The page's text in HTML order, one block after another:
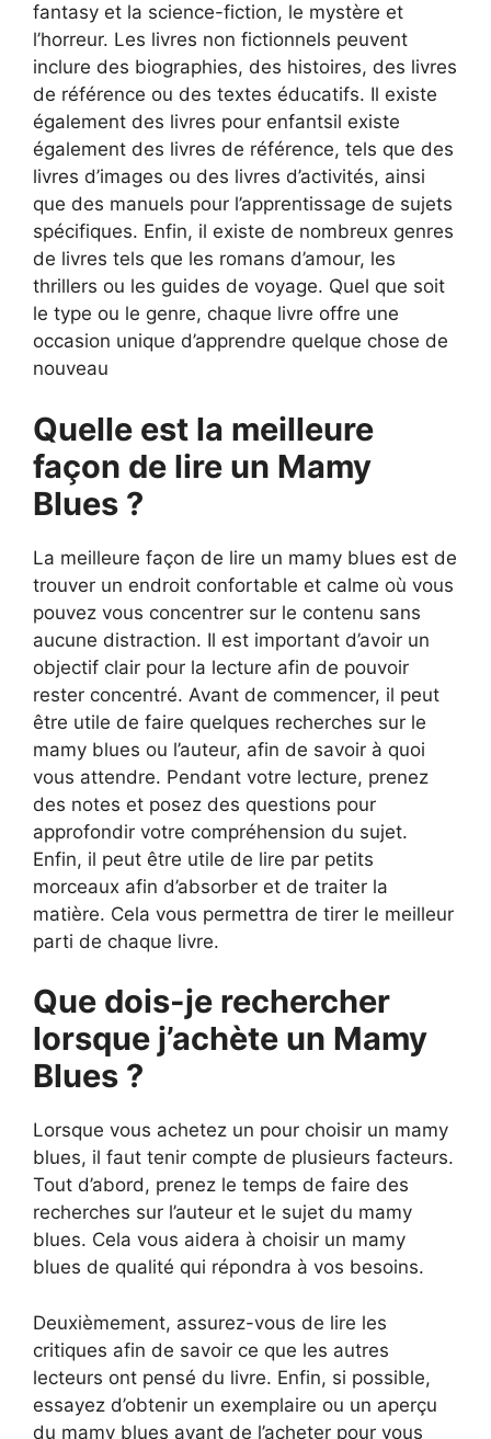
fantasy et la science-fiction, le mystère et
l’horreur. Les livres non fictionnels peuvent
inclure des biographies, des histoires, des livres
de référence ou des textes éducatifs. Il existe
également des livres pour enfantsil existe
également des livres de référence, tels que des
livres d’images ou des livres d’activités, ainsi
que des manuels pour l’apprentissage de sujets
spécifiques. Enfin, il existe de nombreux genres
de livres tels que les romans d’amour, les
thrillers ou les guides de voyage. Quel que soit
le type ou le genre, chaque livre offre une
occasion unique d’apprendre quelque chose de
nouveau
Quelle est la meilleure
façon de lire un Mamy
Blues ?
La meilleure façon de lire un mamy blues est de
trouver un endroit confortable et calme où vous
pouvez vous concentrer sur le contenu sans
aucune distraction. Il est important d’avoir un
objectif clair pour la lecture afin de pouvoir
rester concentré. Avant de commencer, il peut
être utile de faire quelques recherches sur le
mamy blues ou l’auteur, afin de savoir à quoi
vous attendre. Pendant votre lecture, prenez
des notes et posez des questions pour
approfondir votre compréhension du sujet.
Enfin, il peut être utile de lire par petits
morceaux afin d’absorber et de traiter la
matière. Cela vous permettra de tirer le meilleur
parti de chaque livre.
Que dois-je rechercher
lorsque j’achète un Mamy
Blues ?
Lorsque vous achetez un pour choisir un mamy
blues, il faut tenir compte de plusieurs facteurs.
Tout d’abord, prenez le temps de faire des
recherches sur l’auteur et le sujet du mamy
blues. Cela vous aidera à choisir un mamy
blues de qualité qui répondra à vos besoins.
Deuxièmement, assurez-vous de lire les
critiques afin de savoir ce que les autres
lecteurs ont pensé du livre. Enfin, si possible,
essayez d’obtenir un exemplaire ou un aperçu
du mamy blues avant de l’acheter pour vous